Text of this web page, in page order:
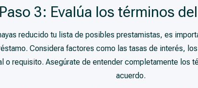
Paso 3: Evalúa los términos
reducido tu lista de posibles prestamistas, es
Considera factores como las tasas de interés,
o requisito. Asegúrate de entender completamente los
acuerdo.